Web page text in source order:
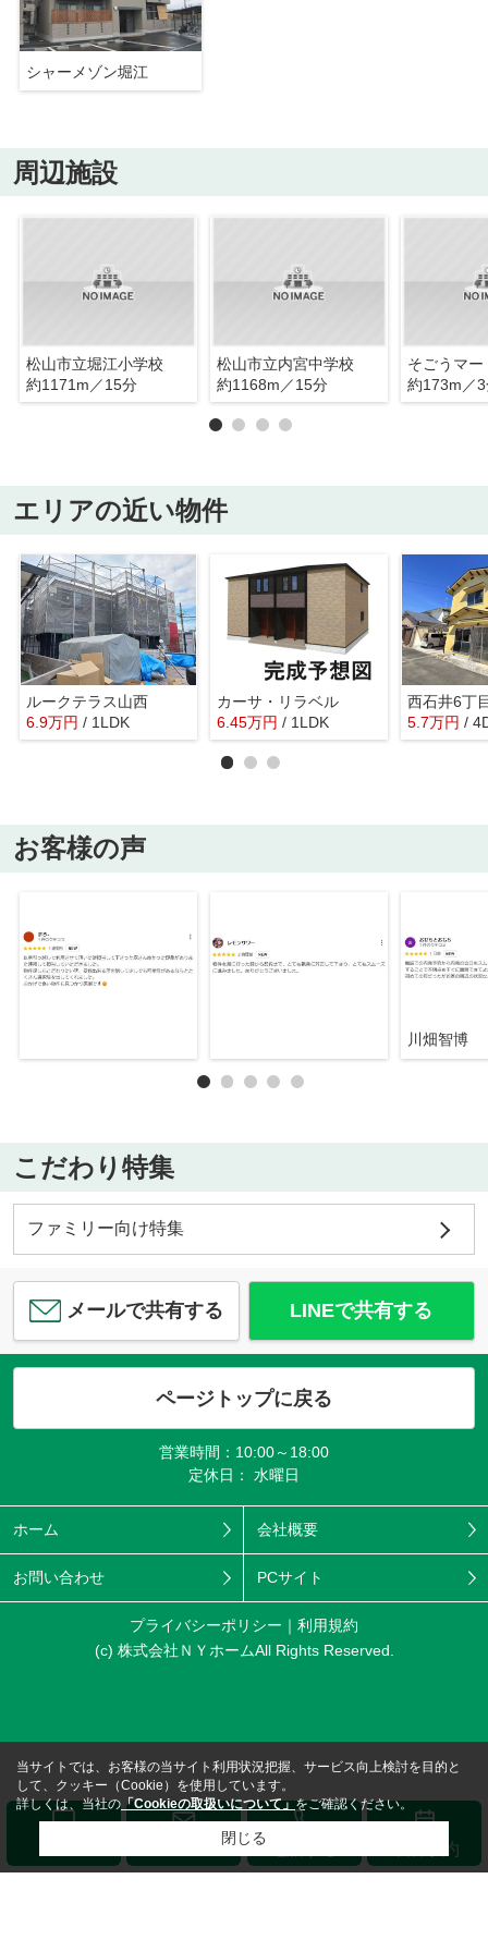
シャーメゾン堀江
周辺施設
松山市立堀江小学校
約1171m／15分
松山市立内宮中学校
約1168m／15分
そごうマー
約173m／
エリアの近い物件
ルークテラス山西
6.9万円 / 1LDK
カーサ・リラベル
6.45万円 / 1LDK
西石井6丁
5.7万円 /
お客様の声
川畑智博
こだわり特集
ファミリー向け特集
メールで共有する LINEで共有する
ページトップに戻る
営業時間：10:00～18:00
定休日： 水曜日
ホーム 会社概要
お問い合わせ PCサイト
プライバシーポリシー
利用規約
(c) 株式会社ＮＹホームAll Rights Reserved.
来店予約
当サイトでは、お客様の当サイト利用状況把握、サービス向上検討を目的と
して、クッキー（Cookie）を使用しています。
詳しくは、当社の 「Cookieの取扱いについて」をご確認ください。
閉じる